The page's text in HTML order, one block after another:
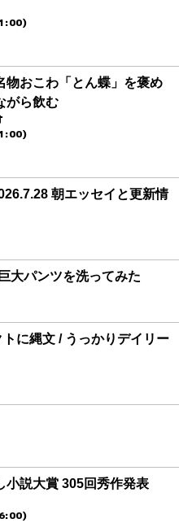
物おこわ「とん蝶」を褒め
がら飲む
朝エッセイと更新情
大パンツを洗ってみた
に縄文 / うっかりデイリー
小説大賞 305回秀作発表